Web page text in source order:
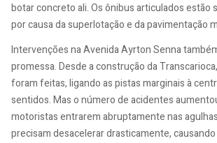
botar concreto ali. Os ônibus articulados estão
por causa da superlotação e da pavimentação
Intervenções na Avenida Ayrton Senna
promessa. Desde a construção da
foram feitas, ligando as pistas marginais à
sentidos. Mas o número de acidentes
motoristas entrarem abruptamente nas
precisam desacelerar drasticamente,